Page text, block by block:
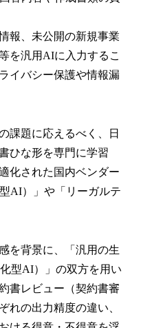
報、未公開の新規事業
を汎用AIに入力するこ
イバシー保護や情報漏
課題に応えるべく、日
ひな形を専門に学習
化された国内ベンダー
AI）」や「リーガルテ
を背景に、「汎用の生
型AI）」の双方を用い
書レビュー（契約書審
れの出力精度の違い、